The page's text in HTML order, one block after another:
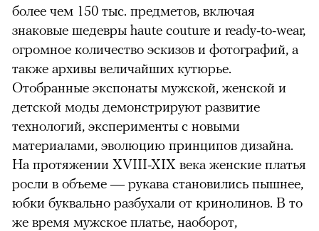
более чем 150 тыс. предметов, включая
знаковые шедевры haute couture и ready-to-wear,
огромное количество эскизов и фотографий, а
также архивы величайших кутюрье.
Отобранные экспонаты мужской, женской и
детской моды демонстрируют развитие
технологий, эксперименты с новыми
материалами, эволюцию принципов дизайна.
На протяжении XVIII-XIX века женские платья
росли в объеме — рукава становились пышнее,
юбки буквально разбухали от кринолинов. В то
же время мужское платье, наоборот,